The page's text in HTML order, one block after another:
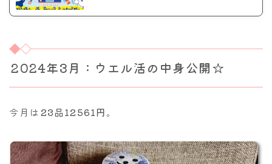
2024年3月：ウエル活の中身公開☆
今月は23品12561円。